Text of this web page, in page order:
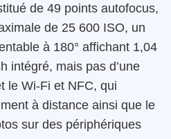
de 49 points autofocus,
de 25 600 ISO, un
à 180° affichant 1,04
intégré, mais pas d’une
le Wi-Fi et NFC, qui
à distance ainsi que le
sur des périphériques